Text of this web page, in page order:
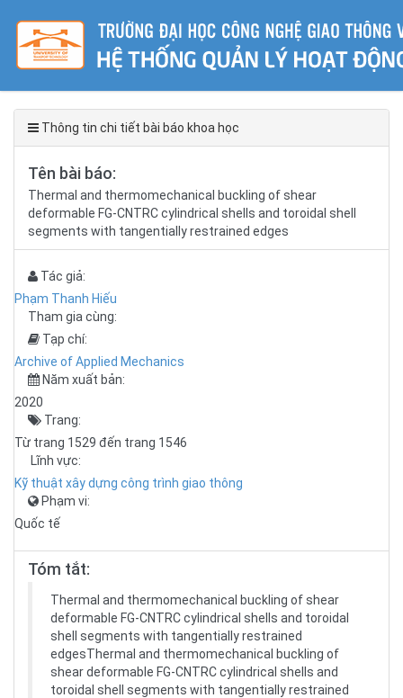
Thông tin chi tiết bài báo khoa học
Tên bài báo:
Thermal and thermomechanical buckling of shear
deformable FG-CNTRC cylindrical shells and toroidal shell
segments with tangentially restrained edges
Tác giả:
Phạm Thanh Hiếu
Tham gia cùng:
Tạp chí:
Archive of Applied Mechanics
Năm xuất bản:
2020
Trang:
Từ trang 1529 đến trang 1546
Lĩnh vực:
Kỹ thuật xây dựng công trình giao thông
Phạm vi:
Quốc tế
Tóm tắt:
Thermal and thermomechanical buckling of shear
deformable FG-CNTRC cylindrical shells and toroidal
shell segments with tangentially restrained
edgesThermal and thermomechanical buckling of
shear deformable FG-CNTRC cylindrical shells and
toroidal shell segments with tangentially restrained